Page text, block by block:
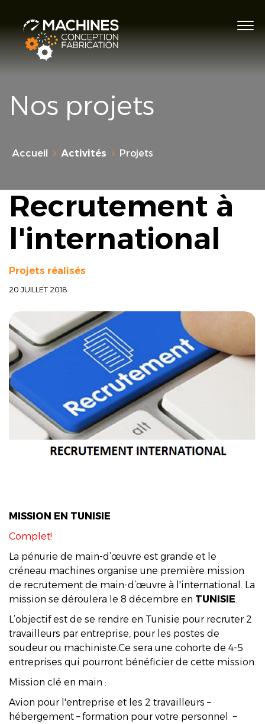
Nos projets
Accueil Activités Projets
Projets réalisés
Recrutement à
l'international
20 JUILLET 2018
MISSION EN TUNISIE
Complet!
La pénurie de main-d’œuvre est grande et le
créneau machines organise une première mission
de recrutement de main-d’œuvre à l'international. La
mission se déroulera le 8 décembre en TUNISIE.
L’objectif est de se rendre en Tunisie pour recruter 2
travailleurs par entreprise, pour les postes de
soudeur ou machiniste.Ce sera une cohorte de 4-5
entreprises qui pourront bénéficier de cette mission.
Mission clé en main :
Avion pour l'entreprise et les 2 travailleurs –
hébergement – formation pour votre personnel –